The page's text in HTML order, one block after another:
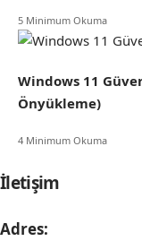
5 Minimum Okuma
Windows 11
Önyükleme)
4 Minimum Okuma
İletişim
Adres: